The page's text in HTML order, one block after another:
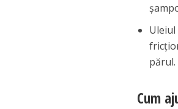
părul.
Cum